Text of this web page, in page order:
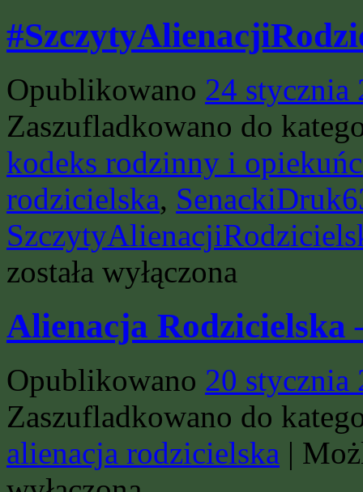
Opublikowano 24 stycznia
Zaszufladkowano do
kodeks rodzinny i
rodzicielska,
została wyłączona
Alienacja
Opublikowano 20 stycznia
Zaszufladkowano do
alienacja rodzicielska |